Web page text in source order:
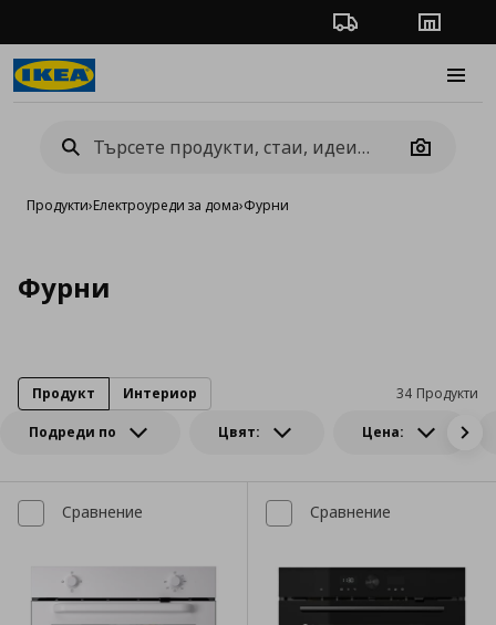
Проследяване на
Camera
Продукти›Електроуреди за дома›Фурни
Фурни
Подреди по Цвят: Цена:
34 Продукти
Продукт Интериор
Сравнение Сравнение